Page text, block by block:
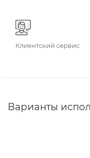
Клиентский сервис
Варианты